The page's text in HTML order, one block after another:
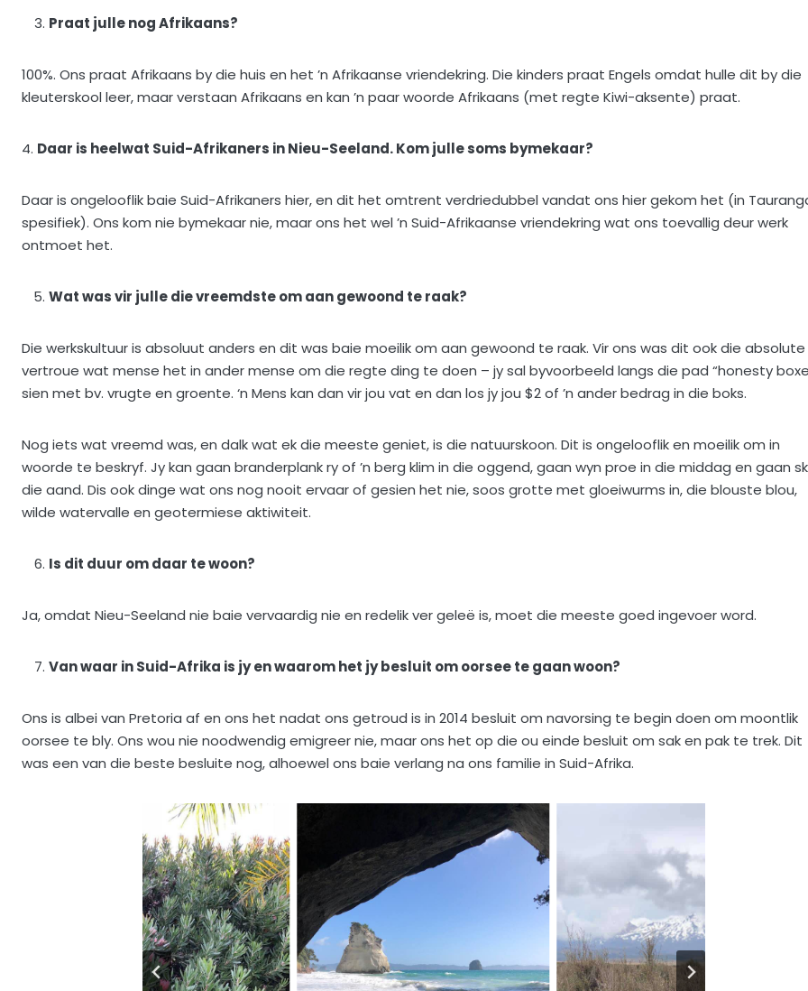
Praat julle nog Afrikaans?
100%. Ons praat Afrikaans by die huis en het ’n Afrikaanse vriendekring. Die kinders praat Engels omdat hulle dit by die
kleuterskool leer, maar verstaan Afrikaans en kan ’n paar woorde Afrikaans (met regte Kiwi-aksente) praat.
4. Daar is heelwat Suid-Afrikaners in Nieu-Seeland. Kom julle soms bymekaar?
Daar is ongelooflik baie Suid-Afrikaners hier, en dit het omtrent verdriedubbel vandat ons hier gekom het (in
spesifiek). Ons kom nie bymekaar nie, maar ons het wel ’n Suid-Afrikaanse vriendekring wat ons toevallig deur werk
ontmoet het.
Wat was vir julle die vreemdste om aan gewoond te raak?
Die werkskultuur is absoluut anders en dit was baie moeilik om aan gewoond te raak. Vir ons was dit ook die absolute
vertroue wat mense het in ander mense om die regte ding te doen – jy sal byvoorbeeld langs die pad “honesty
sien met bv. vrugte en groente. ‘n Mens kan dan vir jou vat en dan los jy jou $2 of ’n ander bedrag in die boks.
Nog iets wat vreemd was, en dalk wat ek die meeste geniet, is die natuurskoon. Dit is ongelooflik en moeilik om in
woorde te beskryf. Jy kan gaan branderplank ry of ’n berg klim in die oggend, gaan wyn proe in die middag en gaan
die aand. Dis ook dinge wat ons nog nooit ervaar of gesien het nie, soos grotte met gloeiwurms in, die blouste blou,
wilde watervalle en geotermiese aktiwiteit.
Is dit duur om daar te woon?
Ja, omdat Nieu-Seeland nie baie vervaardig nie en redelik ver geleë is, moet die meeste goed ingevoer word.
Van waar in Suid-Afrika is jy en waarom het jy besluit om oorsee te gaan woon?
Ons is albei van Pretoria af en ons het nadat ons getroud is in 2014 besluit om navorsing te begin doen om moontlik
oorsee te bly. Ons wou nie noodwendig emigreer nie, maar ons het op die ou einde besluit om sak en pak te trek. Dit
was een van die beste besluite nog, alhoewel ons baie verlang na ons familie in Suid-Afrika.